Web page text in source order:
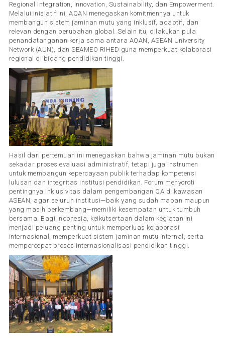
Regional Integration, Innovation, Sustainability, dan Empowerment.
Melalui inisiatif ini, AQAN menegaskan komitmennya untuk
membangun sistem jaminan mutu yang inklusif, adaptif, dan
relevan dengan perubahan global. Selain itu, dilakukan pula
penandatanganan kerja sama antara AQAN, ASEAN University
Network (AUN), dan SEAMEO RIHED guna memperkuat kolaborasi
regional di bidang pendidikan tinggi.
Hasil dari pertemuan ini menegaskan bahwa jaminan mutu bukan
sekadar proses evaluasi administratif, tetapi juga instrumen
untuk membangun kepercayaan publik terhadap kompetensi
lulusan dan integritas institusi pendidikan. Forum menyoroti
pentingnya inklusivitas dalam pengembangan QA di kawasan
ASEAN, agar seluruh institusi—baik yang sudah mapan maupun
yang masih berkembang—memiliki kesempatan untuk tumbuh
bersama. Bagi Indonesia, keikutsertaan dalam kegiatan ini
menjadi peluang penting untuk memperluas kolaborasi
internasional, memperkuat sistem jaminan mutu internal, serta
mempercepat proses internasionalisasi pendidikan tinggi.